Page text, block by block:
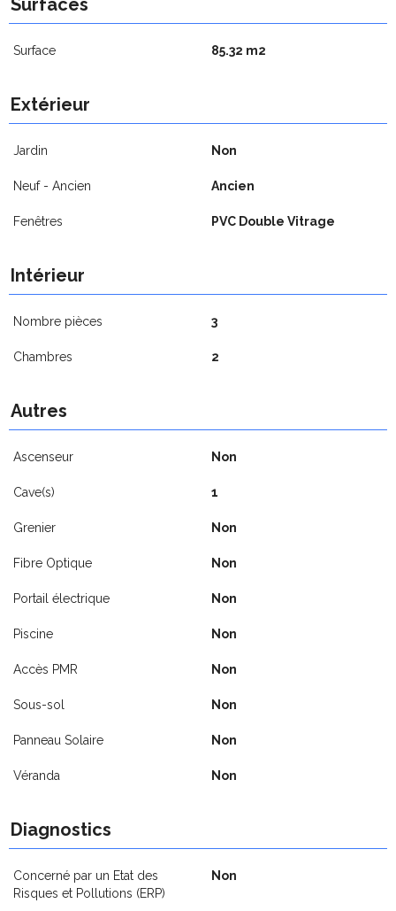
Surfaces
Surface 85.32 m2
Extérieur
Jardin Non
Neuf - Ancien Ancien
Fenêtres PVC Double Vitrage
Intérieur
Nombre pièces 3
Chambres 2
Autres
Ascenseur Non
Cave(s) 1
Grenier Non
Fibre Optique Non
Portail électrique Non
Piscine Non
Accès PMR Non
Sous-sol Non
Panneau Solaire Non
Véranda Non
Diagnostics
Concerné par un Etat des
Risques et Pollutions (ERP)
Non